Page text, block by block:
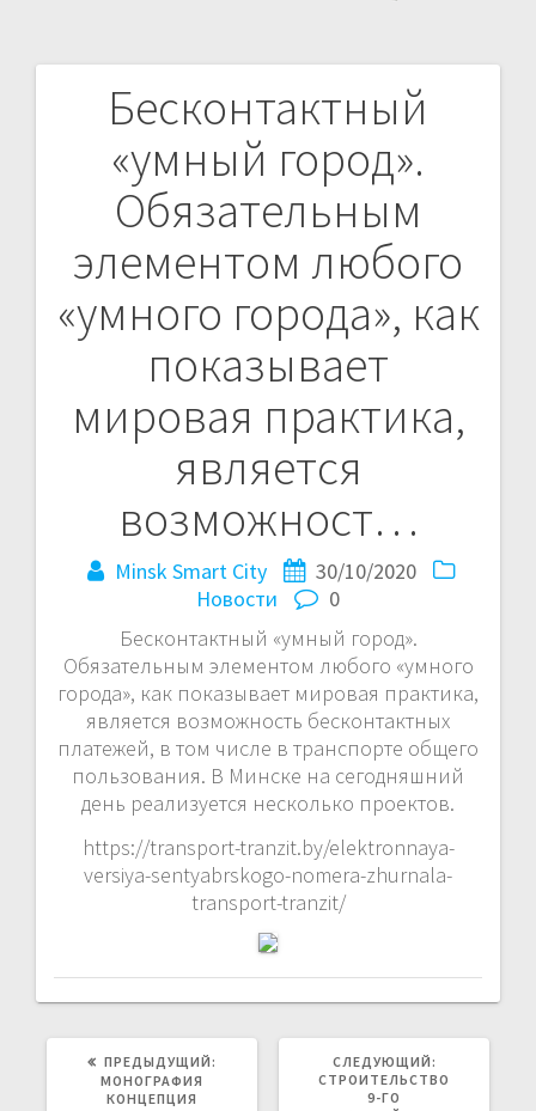
Бесконтактный
«умный город».
Обязательным
элементом любого
«умного города», как
показывает
мировая практика,
является
возможност…
Minsk Smart City
30/10/2020
Новости
0
Бесконтактный «умный город».
Обязательным элементом любого «умного
города», как показывает мировая практика,
является возможность бесконтактных
платежей, в том числе в транспорте общего
пользования. В Минске на сегодняшний
день реализуется несколько проектов.
https://transport-tranzit.by/elektronnaya-
versiya-sentyabrskogo-nomera-zhurnala-
transport-tranzit/
Навигация
записям
ПРЕДЫДУЩИЙ:
МОНОГРАФИЯ
КОНЦЕПЦИЯ
СЛЕДУЮЩИЙ:
ЗАПИСЬ:
СТРОИТЕЛЬСТВО
9-ГО